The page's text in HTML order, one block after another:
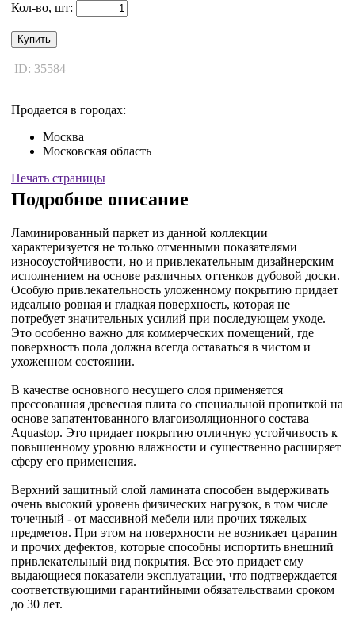
Кол-во, шт:
Купить
ID: 35584
Продается в городах:
Москва
Московская область
Печать страницы
Подробное описание
Ламинированный паркет из данной коллекции
характеризуется не только отменными показателями
износоустойчивости, но и привлекательным дизайнерским
исполнением на основе различных оттенков дубовой доски.
Особую привлекательность уложенному покрытию придает
идеально ровная и гладкая поверхность, которая не
потребует значительных усилий при последующем уходе.
Это особенно важно для коммерческих помещений, где
поверхность пола должна всегда оставаться в чистом и
ухоженном состоянии.
В качестве основного несущего слоя применяется
прессованная древесная плита со специальной пропиткой на
основе запатентованного влагоизоляционного состава
Aquastop. Это придает покрытию отличную устойчивость к
повышенному уровню влажности и существенно расширяет
сферу его применения.
Верхний защитный слой ламината способен выдерживать
очень высокий уровень физических нагрузок, в том числе
точечный - от массивной мебели или прочих тяжелых
предметов. При этом на поверхности не возникает царапин
и прочих дефектов, которые способны испортить внешний
привлекательный вид покрытия. Все это придает ему
выдающиеся показатели эксплуатации, что подтверждается
соответствующими гарантийными обязательствами сроком
до 30 лет.